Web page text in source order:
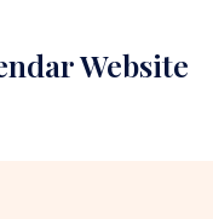
Website